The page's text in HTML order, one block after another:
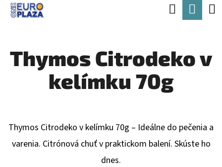
Prejsť
Hľadať
Thymos Citrodeko v
kelímku 70g
Thymos Citrodeko v kelímku 70g – Ideálne do pečenia a
varenia. Citrónová chuť v praktickom balení. Skúste ho
dnes.
T
R